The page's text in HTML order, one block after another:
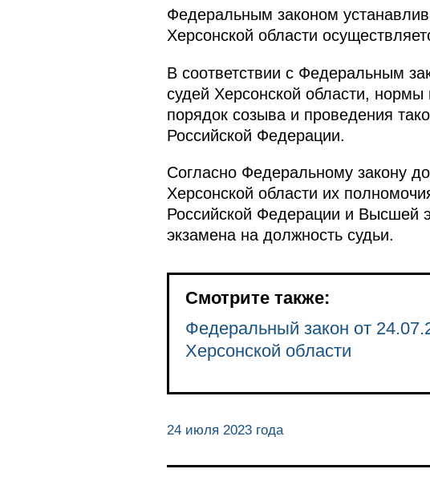
Федеральным законом
Херсонской области
В соответствии с Федеральным
судей Херсонской области, нормы
порядок созыва и проведения
Российской Федерации.
Согласно Федеральному закону
Херсонской области их
Российской Федерации и Высшей
экзамена на должность судьи.
Смотрите также:
Федеральный закон от
Херсонской области
24 июля 2023 года